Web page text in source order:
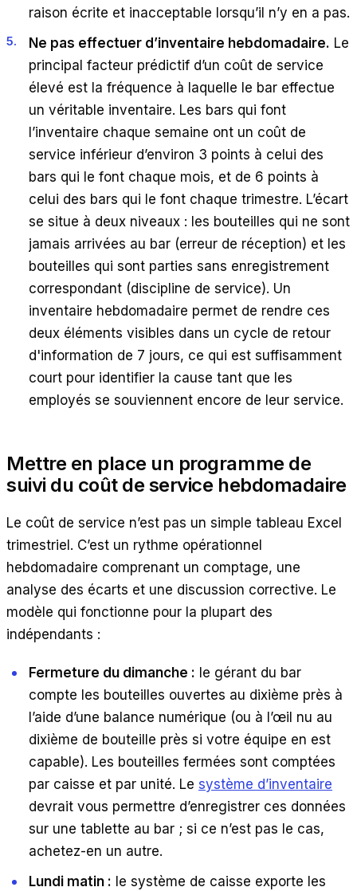
raison écrite et inacceptable lorsqu’il n’y en a pas.
Ne pas effectuer d’inventaire hebdomadaire. Le
principal facteur prédictif d’un coût de service
élevé est la fréquence à laquelle le bar effectue
un véritable inventaire. Les bars qui font
l’inventaire chaque semaine ont un coût de
service inférieur d’environ 3 points à celui des
bars qui le font chaque mois, et de 6 points à
celui des bars qui le font chaque trimestre. L’écart
se situe à deux niveaux : les bouteilles qui ne sont
jamais arrivées au bar (erreur de réception) et les
bouteilles qui sont parties sans enregistrement
correspondant (discipline de service). Un
inventaire hebdomadaire permet de rendre ces
deux éléments visibles dans un cycle de retour
d'information de 7 jours, ce qui est suffisamment
court pour identifier la cause tant que les
employés se souviennent encore de leur service.
Mettre en place un programme de
suivi du coût de service hebdomadaire
Le coût de service n’est pas un simple tableau Excel
trimestriel. C’est un rythme opérationnel
hebdomadaire comprenant un comptage, une
analyse des écarts et une discussion corrective. Le
modèle qui fonctionne pour la plupart des
indépendants :
Fermeture du dimanche : le gérant du bar
compte les bouteilles ouvertes au dixième près à
l’aide d’une balance numérique (ou à l’œil nu au
dixième de bouteille près si votre équipe en est
capable). Les bouteilles fermées sont comptées
par caisse et par unité. Le système d’inventaire
devrait vous permettre d’enregistrer ces données
sur une tablette au bar ; si ce n’est pas le cas,
achetez-en un autre.
Lundi matin : le système de caisse exporte les